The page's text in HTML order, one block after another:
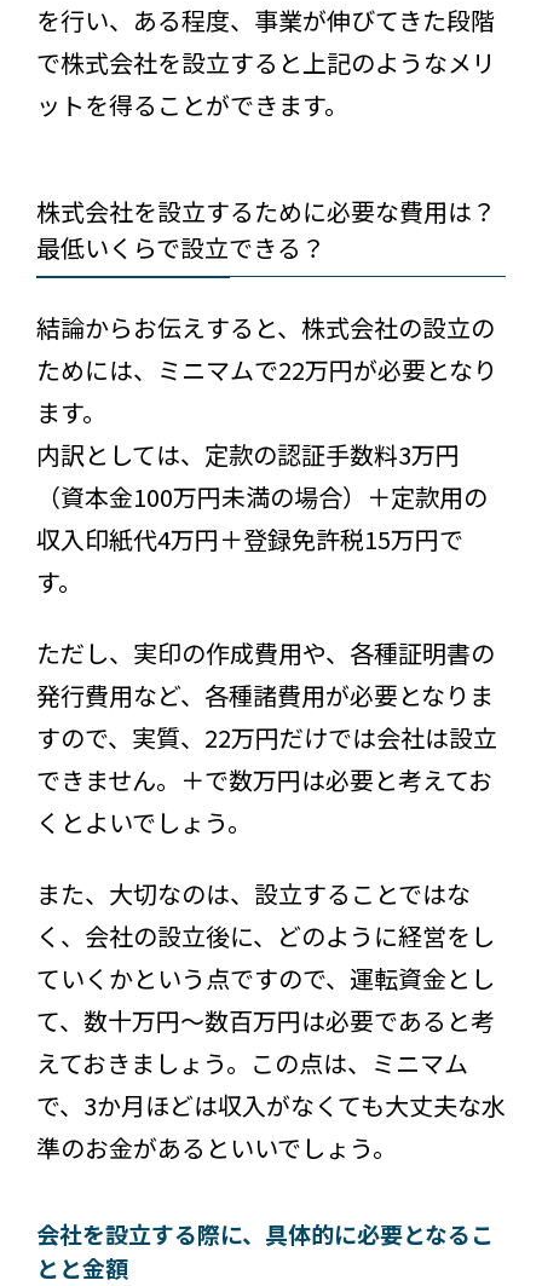
を行い、ある程度、事業が伸びてきた段階
で株式会社を設立すると上記のようなメリ
ットを得ることができます。
株式会社を設立するために必要な費用は？
最低いくらで設立できる？
結論からお伝えすると、株式会社の設立の
ためには、ミニマムで22万円が必要となり
ます。
内訳としては、定款の認証手数料3万円
（資本金100万円未満の場合）＋定款用の
収入印紙代4万円＋登録免許税15万円で
す。
ただし、実印の作成費用や、各種証明書の
発行費用など、各種諸費用が必要となりま
すので、実質、22万円だけでは会社は設立
できません。＋で数万円は必要と考えてお
くとよいでしょう。
また、大切なのは、設立することではな
く、会社の設立後に、どのように経営をし
ていくかという点ですので、運転資金とし
て、数十万円～数百万円は必要であると考
えておきましょう。この点は、ミニマム
で、3か月ほどは収入がなくても大丈夫な水
準のお金があるといいでしょう。
会社を設立する際に、具体的に必要となるこ
とと金額